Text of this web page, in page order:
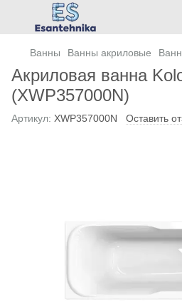
Ванны Ванны акриловые
Акриловая ванна
(XWP357000N)
Артикул: XWP357000N Оставить